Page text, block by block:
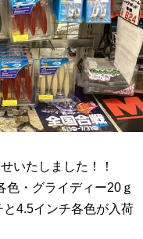
いたしました！！
色・グライディー20ｇ
4.5インチ各色が入荷